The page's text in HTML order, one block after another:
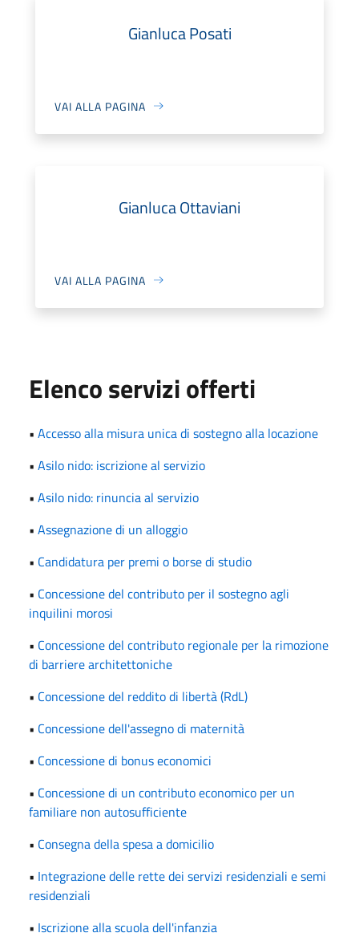
Gianluca Posati
VAI ALLA PAGINA
Gianluca Ottaviani
VAI ALLA PAGINA
Elenco servizi offerti
• Accesso alla misura unica di sostegno alla locazione
• Asilo nido: iscrizione al servizio
• Asilo nido: rinuncia al servizio
• Assegnazione di un alloggio
• Candidatura per premi o borse di studio
• Concessione del contributo per il sostegno agli
inquilini morosi
• Concessione del contributo regionale per la rimozione
di barriere architettoniche
• Concessione del reddito di libertà (RdL)
• Concessione dell'assegno di maternità
• Concessione di bonus economici
• Concessione di un contributo economico per un
familiare non autosufficiente
• Consegna della spesa a domicilio
• Integrazione delle rette dei servizi residenziali e semi
residenziali
• Iscrizione alla scuola dell'infanzia